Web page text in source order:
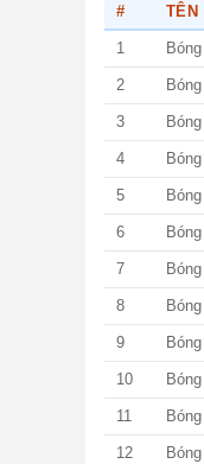
# TÊN
1
2
3
4
5
6
7
8
9
10
11
12